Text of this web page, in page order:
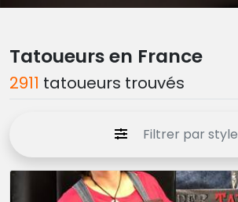
Tatoueurs en France
2911 tatoueurs trouvés
Filtrer par style